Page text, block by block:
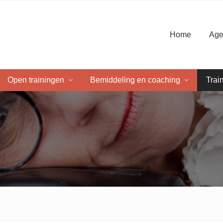
Home
Open trainingen Bemiddeling en coaching